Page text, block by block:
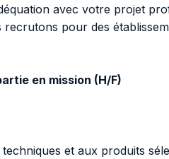
avec votre projet
pour des
en mission (H/F)
et aux produits